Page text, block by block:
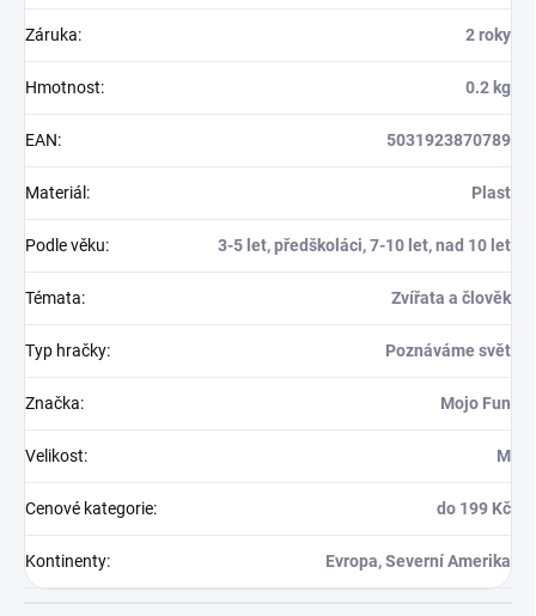
Záruka: 2 roky
Hmotnost: 0.2 kg
EAN: 5031923870789
Materiál : Plast
Podle věku: 3-5 let, předškoláci, 7-10 let, nad 10 let
Témata: Zvířata a člověk
Typ hračky: Poznáváme svět
Značka: Mojo Fun
Velikost: M
Cenové kategorie: do 199 Kč
Kontinenty: Evropa, Severní Amerika